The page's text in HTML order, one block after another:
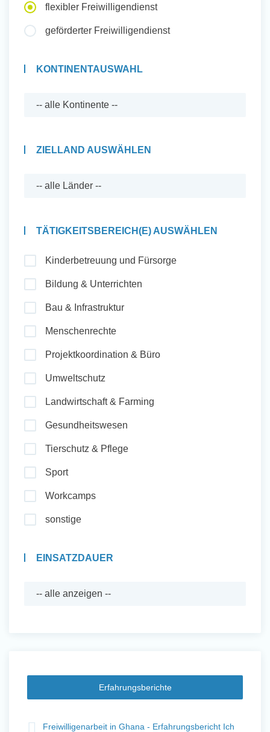
Auslandserfahrung Sammeln
und Sozial Engagieren
Initiativbewerbung
Auslandserfahrung Sammeln
Initiativbewerbung
flexibler Freiwilligendienst
geförderter Freiwilligendienst
KONTINENTAUSWAHL
ZIELLAND AUSWÄHLEN
TÄTIGKEITSBEREICH(E) AUSWÄHLEN
Kinderbetreuung und Fürsorge
Bildung & Unterrichten
Bau & Infrastruktur
Menschenrechte
Projektkoordination & Büro
Umweltschutz
Landwirtschaft & Farming
Gesundheitswesen
Tierschutz & Pflege
Sport
Workcamps
sonstige
EINSATZDAUER
Erfahrungsberichte
Freiwilligenarbeit in Ghana - Erfahrungsbericht Ich